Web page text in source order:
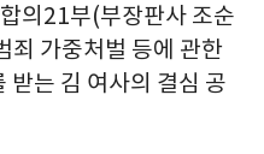
의21부(부장판사 조순
죄 가중처벌 등에 관한
받는 김 여사의 결심 공